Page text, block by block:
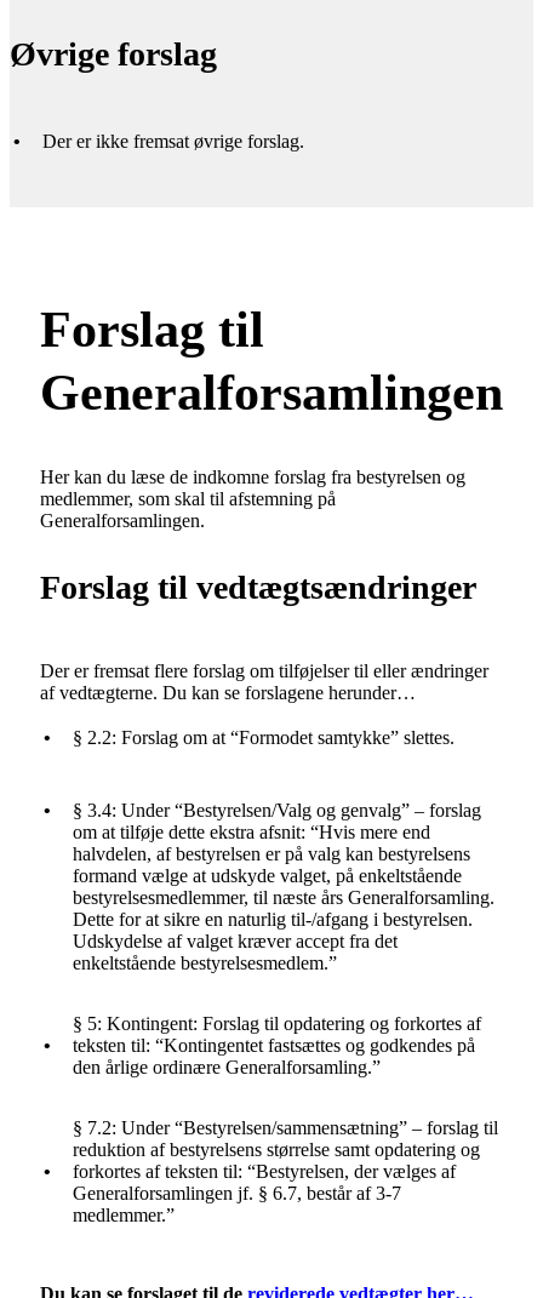
Øvrige forslag
• Der er ikke fremsat øvrige forslag.
Forslag til
Generalforsamlingen
Her kan du læse de indkomne forslag fra bestyrelsen og
medlemmer, som skal til afstemning på
Generalforsamlingen.
Forslag til vedtægtsændringer
Der er fremsat flere forslag om tilføjelser til eller ændringer
af vedtægterne. Du kan se forslagene herunder…
• § 2.2: Forslag om at “Formodet samtykke” slettes.
•
§ 3.4: Under “Bestyrelsen/Valg og genvalg” – forslag
om at tilføje dette ekstra afsnit: “Hvis mere end
halvdelen, af bestyrelsen er på valg kan bestyrelsens
formand vælge at udskyde valget, på enkeltstående
bestyrelsesmedlemmer, til næste års Generalforsamling.
Dette for at sikre en naturlig til-/afgang i bestyrelsen.
Udskydelse af valget kræver accept fra det
enkeltstående bestyrelsesmedlem.”
•
§ 5: Kontingent: Forslag til opdatering og forkortes af
teksten til: “Kontingentet fastsættes og godkendes på
den årlige ordinære Generalforsamling.”
•
§ 7.2: Under “Bestyrelsen/sammensætning” – forslag til
reduktion af bestyrelsens størrelse samt opdatering og
forkortes af teksten til: “Bestyrelsen, der vælges af
Generalforsamlingen jf. § 6.7, består af 3-7
medlemmer.”
Du kan se forslaget til de reviderede vedtægter her…